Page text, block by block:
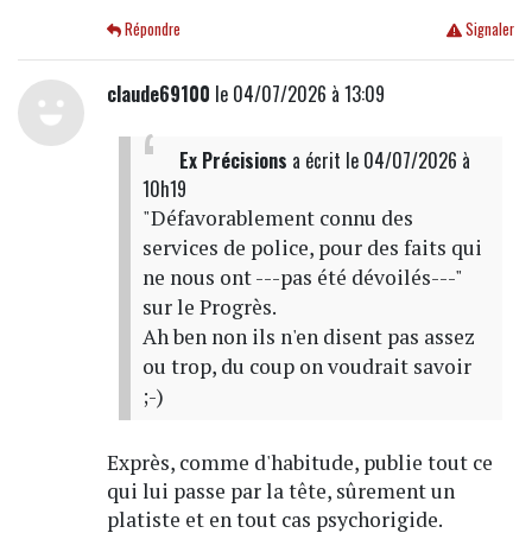
Signaler
Répondre
claude69100 le 04/07/2026 à 13:09
Ex Précisions a écrit le 04/07/2026 à
10h19
"Défavorablement connu des
services de police, pour des faits qui
ne nous ont ---pas été dévoilés---"
sur le Progrès.
Ah ben non ils n'en disent pas assez
ou trop, du coup on voudrait savoir
;-)
Exprès, comme d'habitude, publie tout ce
qui lui passe par la tête, sûrement un
platiste et en tout cas psychorigide.